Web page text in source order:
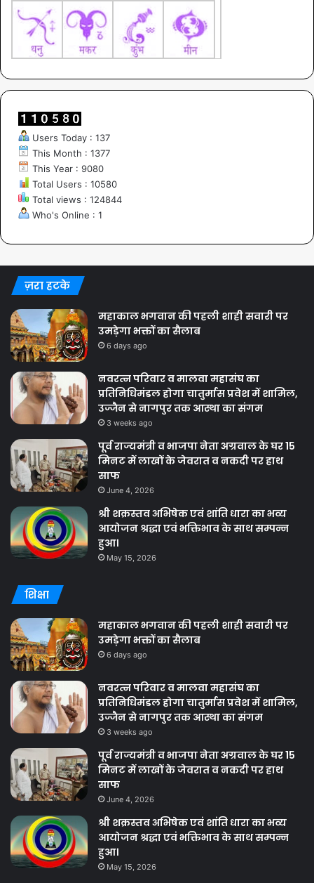
Users Today : 137
This Month : 1377
This Year : 9080
Total Users : 10580
Total views : 124844
Who's Online : 1
ज़रा हटके
महाकाल भगवान की पहली शाही सवारी पर
उमड़ेगा भक्तों का सैलाब
6 days ago
नवरत्न परिवार व मालवा महासंघ का
प्रतिनिधिमंडल होगा चातुर्मास प्रवेश में शामिल,
उज्जैन से नागपुर तक आस्था का संगम
3 weeks ago
पूर्व राज्यमंत्री व भाजपा नेता अग्रवाल के घर 15
मिनट में लाखों के जेवरात व नकदी पर हाथ
साफ
June 4, 2026
श्री शक्रस्तव अभिषेक एवं शांति धारा का भव्य
आयोजन श्रद्धा एवं भक्तिभाव के साथ सम्पन्न
हुआ।
May 15, 2026
शिक्षा
महाकाल भगवान की पहली शाही सवारी पर
उमड़ेगा भक्तों का सैलाब
6 days ago
नवरत्न परिवार व मालवा महासंघ का
प्रतिनिधिमंडल होगा चातुर्मास प्रवेश में शामिल,
उज्जैन से नागपुर तक आस्था का संगम
3 weeks ago
पूर्व राज्यमंत्री व भाजपा नेता अग्रवाल के घर 15
मिनट में लाखों के जेवरात व नकदी पर हाथ
साफ
June 4, 2026
श्री शक्रस्तव अभिषेक एवं शांति धारा का भव्य
आयोजन श्रद्धा एवं भक्तिभाव के साथ सम्पन्न
हुआ।
May 15, 2026